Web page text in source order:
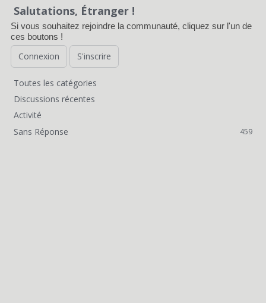
n
s
Salutations, Étranger !
Si vous souhaitez rejoindre la communauté, cliquez sur l'un de
ces boutons !
Connexion S'inscrire
L
i
e
Toutes les catégories
Discussions récentes
Activité
Sans Réponse
459